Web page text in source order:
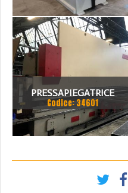
PRESSAPIEGATRICE
BEYELER DEL 2002 A CNC
7.200 MM X 200 TON
Codice: 34601